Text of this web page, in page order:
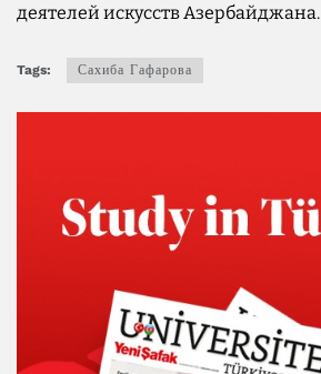
деятелей искусств Азербайджана.
Tags: Сахиба Гафарова